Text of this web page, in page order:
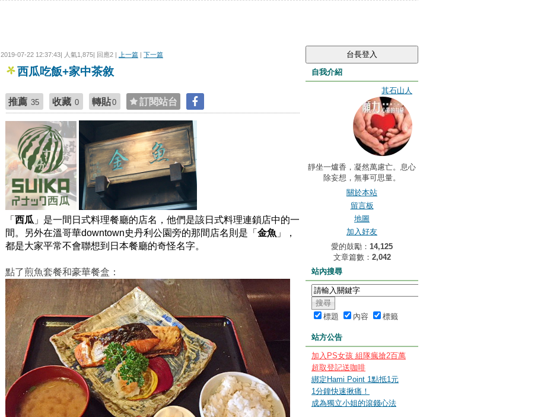
2019-07-22 12:37:43| 人氣1,875| 回應2 | 上一篇 | 下一篇
西瓜吃飯+家中茶敘
推薦 35 收藏 0 轉貼0 訂閱站台
「 西瓜 」是一間日式料理餐廳的店名，他們是該日式料理連鎖店中的一
間。另外在溫哥華downtown史丹利公園旁的那間店名則是「 金魚 」，
都是大家平常不會聯想到日本餐廳的奇怪名字。
點了煎魚套餐和豪華餐盒：
自我介紹
其石山人
靜坐一爐香，凝然萬慮亡。息心
除妄想，無事可思量。
關於本站
留言板
地圖
加入好友
愛的鼓勵： 14,125
文章篇數： 2,042
站內搜尋
標題 內容 標籤
站方公告
加入PS女孩 組隊瘋搶2百萬
超取登記送咖啡
綁定Hami Point 1點抵1元
1分鐘快速揪痛！
成為獨立小姐的滾錢心法